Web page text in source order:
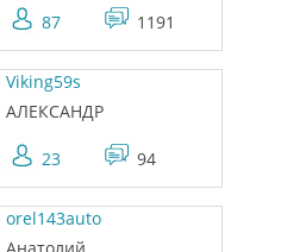
87 1191
Viking59s
АЛЕКСАНДР
23 94
orel143auto